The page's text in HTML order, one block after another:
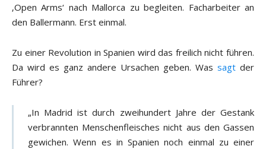
‚Open Arms‘ nach Mallorca zu begleiten. Facharbeiter an
den Ballermann. Erst einmal.
Zu einer Revolution in Spanien wird das freilich nicht führen.
Da wird es ganz andere Ursachen geben. Was sagt der
Führer?
„In Madrid ist durch zweihundert Jahre der Gestank
verbrannten Menschenfleisches nicht aus den Gassen
gewichen. Wenn es in Spanien noch einmal zu einer